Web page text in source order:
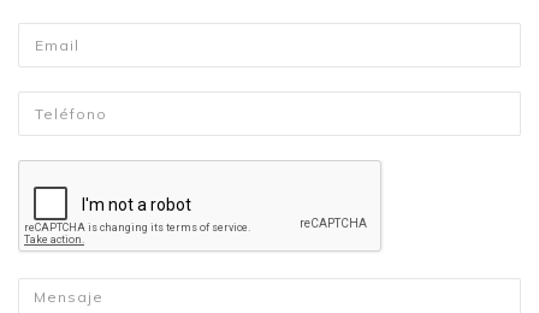
Email *
Telefono
Mensaje*